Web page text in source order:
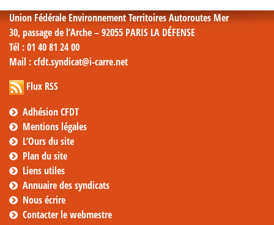
Union Fédérale Environnement Territoires Autoroutes Mer
30, passage de l’Arche – 92055 PARIS LA DÉFENSE
Tél : 01 40 81 24 00
Mail : cfdt.syndicat@i-carre.net
Flux RSS
Adhésion CFDT
Mentions légales
L’Ours du site
Plan du site
Liens utiles
Annuaire des syndicats
Nous écrire
Contacter le webmestre